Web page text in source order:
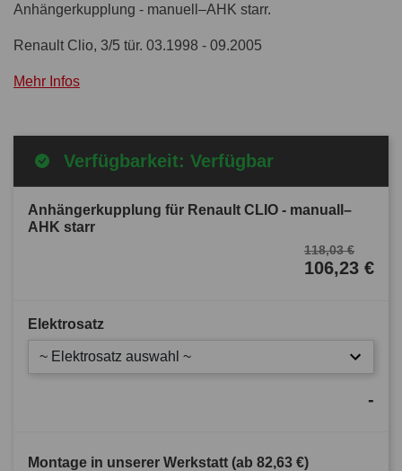
Anhängerkupplung - manuell–AHK starr.
Renault Clio, 3/5 tür. 03.1998 - 09.2005
Mehr Infos
Verfügbarkeit: Verfügbar
Anhängerkupplung für Renault CLIO - manuall–
AHK starr
118,03 €
106,23 €
Elektrosatz
~ Elektrosatz auswahl ~
-
Montage in unserer Werkstatt (ab 82,63 €)